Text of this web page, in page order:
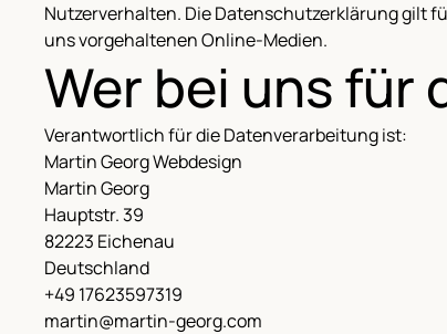
Nutzerverhalten. Die Datenschutzerklärung gilt
uns vorgehaltenen Online-Medien.
Wer bei uns
Verantwortlich für die Datenverarbeitung ist:
Martin Georg Webdesign
Martin Georg
Hauptstr. 39
82223 Eichenau
Deutschland
+49 17623597319
martin@martin-georg.com